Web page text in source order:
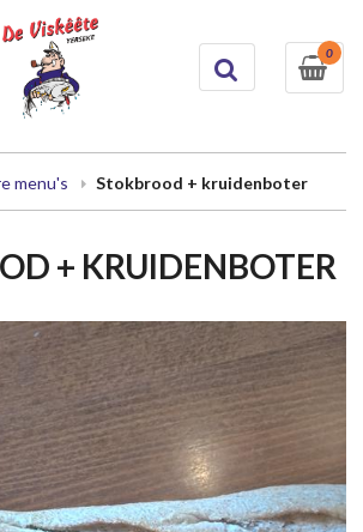
0
menu's Stokbrood + kruidenboter
+ KRUIDENBOTER